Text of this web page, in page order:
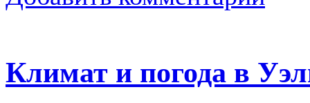
Климат и погода в